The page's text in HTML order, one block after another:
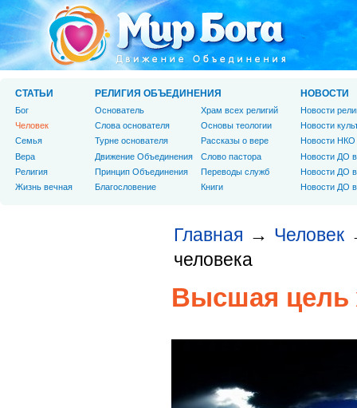
Главная → Человек
человека
Высшая цель
СТАТЬИ
Бог
Человек
Cемья
Вера
Религия
Жизнь вечная
РЕЛИГИЯ ОБЪЕДИНЕНИЯ
Основатель
Слова основателя
Турне основателя
Движение Объединения
Принцип Объединения
Благословение
Храм всех религий
Основы теологии
Рассказы о вере
Слово пастора
Переводы служб
Книги
НОВОСТИ
Новости
Новости
Новости НКО
Новости ДО
Новости ДО
Новости ДО